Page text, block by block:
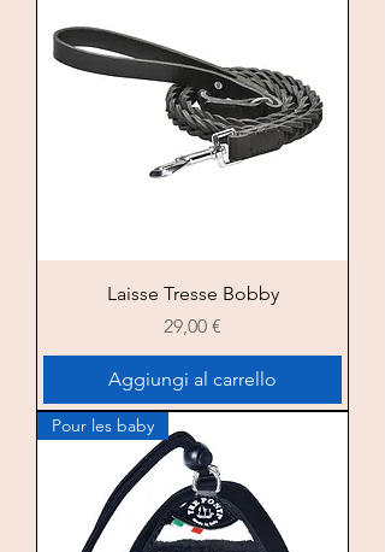
Laisse Tresse Bobby
Prezzo
29,00 €
Aggiungi al carrello
Pour les baby